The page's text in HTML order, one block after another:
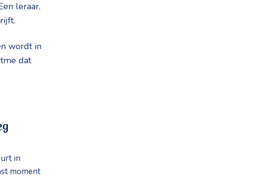
leraar.
wordt in
dat
in
moment